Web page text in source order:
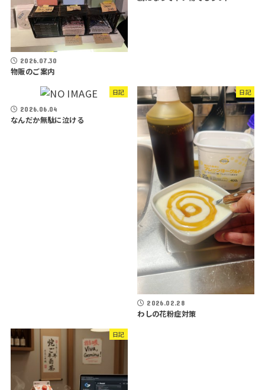
2026.07.30
物販のご案内
日記
2026.06.04
なんだか無駄に泣ける
日記
2026.02.28
わしの花粉症対策
日記